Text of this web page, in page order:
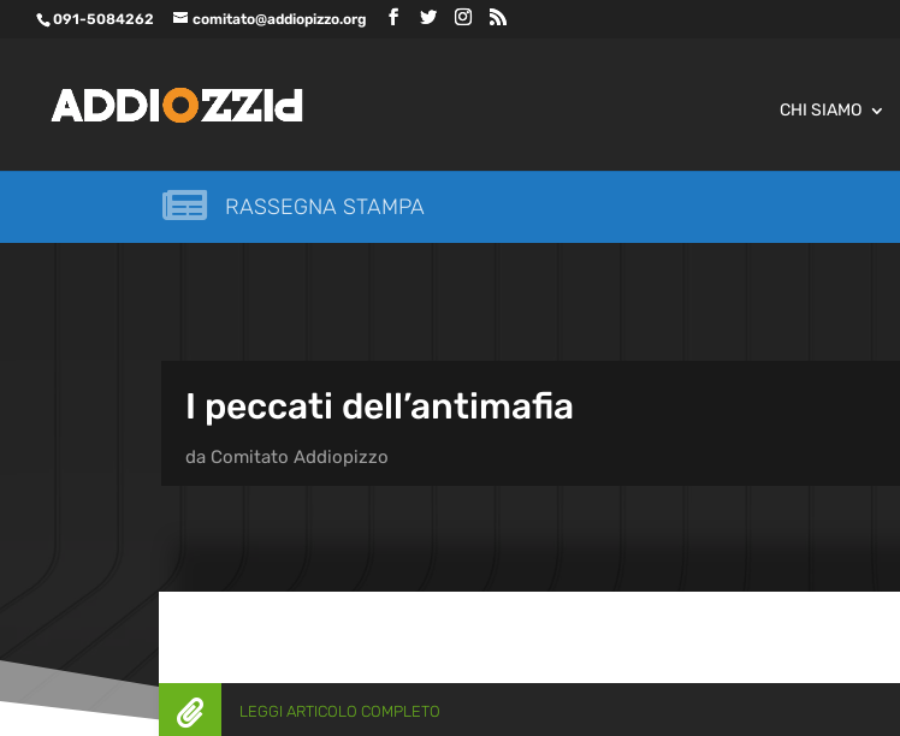
091-5084262 comitato@addiopizzo.org
CHI SIAMO
 RASSEGNA STAMPA
I peccati dell’antimafia
da Comitato Addiopizzo
 LEGGI ARTICOLO COMPLETO